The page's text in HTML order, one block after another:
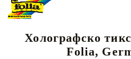
Холографско
Folia,